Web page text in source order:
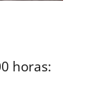
horas: